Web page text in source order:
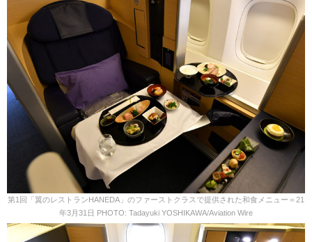
第1回「翼のレストランHANEDA」のファーストクラスで提供された和食メニュー＝21
年3月31日 PHOTO: Tadayuki YOSHIKAWA/Aviation Wire